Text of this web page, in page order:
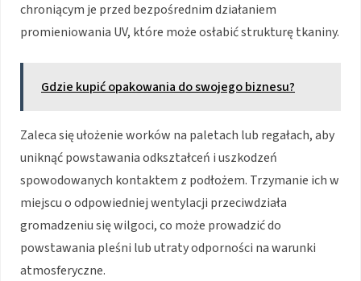
chroniącym je przed bezpośrednim działaniem
promieniowania UV, które może osłabić strukturę tkaniny.
Gdzie kupić opakowania do swojego biznesu?
Zaleca się ułożenie worków na paletach lub regałach, aby
uniknąć powstawania odkształceń i uszkodzeń
spowodowanych kontaktem z podłożem. Trzymanie ich w
miejscu o odpowiedniej wentylacji przeciwdziała
gromadzeniu się wilgoci, co może prowadzić do
powstawania pleśni lub utraty odporności na warunki
atmosferyczne.